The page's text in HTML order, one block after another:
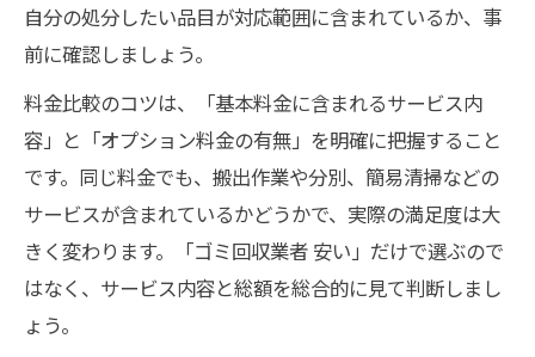
自分の処分したい品目が対応範囲に含まれているか、事
前に確認しましょう。
料金比較のコツは、「基本料金に含まれるサービス内
容」と「オプション料金の有無」を明確に把握すること
です。同じ料金でも、搬出作業や分別、簡易清掃などの
サービスが含まれているかどうかで、実際の満足度は大
きく変わります。「ゴミ回収業者 安い」だけで選ぶので
はなく、サービス内容と総額を総合的に見て判断しまし
ょう。